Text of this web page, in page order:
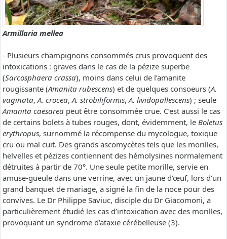
Armillaria mellea
- Plusieurs champignons consommés crus provoquent des
intoxications : graves dans le cas de la pézize superbe
(Sarcosphaera crassa), moins dans celui de l’amanite
rougissante (Amanita rubescens) et de quelques consoeurs (A.
vaginata,A. crocea, A. strobiliformis,A. lividopallescens) ; seule
Amanita caesarea peut être consommée crue. C’est aussi le cas
de certains bolets à tubes rouges, dont, évidemment, le Boletus
erythropus, surnommé la récompense du mycologue, toxique
cru ou mal cuit. Des grands ascomycètes tels que les morilles,
helvelles et pézizes contiennent des hémolysines normalement
détruites à partir de 70°. Une seule petite morille, servie en
amuse-gueule dans une verrine, avec un jaune d’œuf, lors d’un
grand banquet de mariage, a signé la fin de la noce pour des
convives. Le Dr Philippe Saviuc, disciple du Dr Giacomoni, a
particulièrement étudié les cas d’intoxication avec des morilles,
provoquant un syndrome d’ataxie cérébelleuse (3).